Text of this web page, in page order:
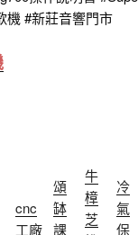
機 #新莊音響門市
cnc
工廠
頌
缽
課
牛
樟
芝
冷
氣
保